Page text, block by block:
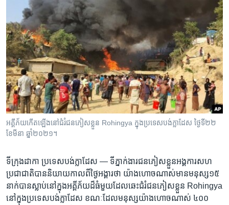
ទៅ​
ទំព័រ​
រចនា
សម្ព័ន្ធ​
រំលង​
និង​
ចូល​
ទៅ​
កាន់​
ទំព័រ​
រក
ទូរទស្សន៍ / វីដេអូ​
វិទ្យុ / ផតខាសថ៍
កម្មវិធីទាំងអស់
Khmer English
បណ្តាញ​សង្គម
អគ្គីភ័យ​កើតឡើង​នៅ​ជំរំ​ជនភៀសខ្លួន Rohingya ក្នុង​ប្រទេស​បង់ក្លាដែស ថ្ងៃទី២២
ខែមីនា ឆ្នាំ២០២១។
ទីក្រុង​ដាកា ប្រទេស​បង់ក្លាដែស — ទីភ្នាក់ងារ​ជនភៀស​ខ្លួន​អង្គការ​សហ
ប្រជាជាតិ​បាន​និយាយ​កាលពី​ថ្ងៃ​អង្គារ​ថា​ យ៉ាងហោច​ណាស់​មាន​មនុស្ស​១៥​
នាក់​បាន​ស្លាប់​នៅក្នុង​អគ្គីភ័យ​ដ៏ធំមួយ​ដែល​ឆេះ​ជំរំជន​ភៀសខ្លួន​ Rohingya
​នៅក្នុង​ប្រទេស​បង់ក្លាដែស​ ខណៈ​ដែល​មនុស្សយ៉ាង​ហោចណាស់​ ៤០០​